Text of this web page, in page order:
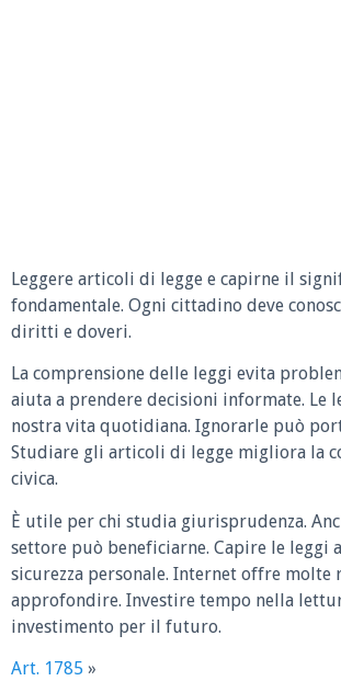
Leggere articoli di legge e capirne il
fondamentale. Ogni cittadino deve
diritti e doveri.
La comprensione delle leggi evita
aiuta a prendere decisioni informate. Le
nostra vita quotidiana. Ignorarle può
Studiare gli articoli di legge migliora la
civica.
È utile per chi studia giurisprudenza.
settore può beneficiarne. Capire le leggi
sicurezza personale. Internet offre molte
approfondire. Investire tempo nella
investimento per il futuro.
Art. 1785 »